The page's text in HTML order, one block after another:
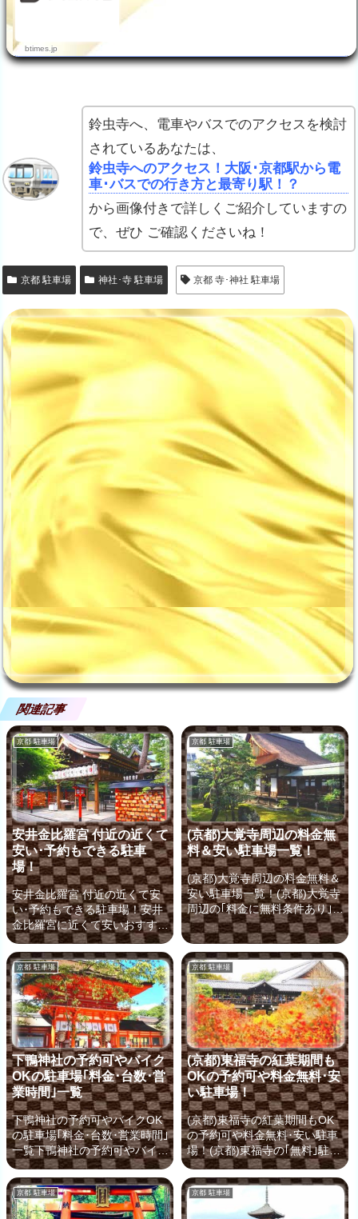
btimes.jp
鈴虫寺へ、電車やバスでのアクセスを検討
されているあなたは、
鈴虫寺へのアクセス！大阪･京都駅から電
車･バスでの行き方と最寄り駅！？
から画像付きで詳しくご紹介していますの
で、ぜひ ご確認くださいね！
京都 駐車場 神社･寺 駐車場 京都 寺･神社 駐車場
関連記事
京都 駐車場
安井金比羅宮 付近の近くて
安い･予約もできる駐車
場！
安井金比羅宮 付近の近くて安
い･予約もできる駐車場！安井
金比羅宮に近くて安いおすすめ
＆予約のできる駐車場もご紹
介！安井金比羅宮は、日本屈指
の縁切り･縁結びの神社として
知られており、印象的な絵馬が
たびたび、SNSで話題になって
いる京都でも人気の観光地で
す。そんな、安井金比羅宮が気
になっているあなたへ、ここで
は周辺の駐車場をご案内してい
きましょう！他の寺社や観光地
も、安井金比羅宮からは比較的
近くに集まっているため、車で
京都巡りをする方も多くいらっ
しゃるのではないでしょうか？
車での観光には不可欠な駐車...
京都 駐車場
(京都)大覚寺周辺の料金無
料＆安い駐車場一覧！
(京都)大覚寺周辺の料金無料＆
安い駐車場一覧！(京都)大覚寺
周辺の｢料金に無料条件あり｣や
｢最大料金設定あり｣の安い駐車
場！京都の中でも、特に自然が
楽しめる嵐山エリアにある「大
覚寺」は、嵯峨天皇の離宮を寺
に改めた 自然溢れる寺院で
す。最寄り駅の「JR嵯峨嵐山
駅」は大覚寺から１km以上先
にあるため、車での移動が便利
ですが、周辺にはどのような駐
車場があるのでしょうか？大覚
寺と併せて、他にも周辺の京都
観光を楽しむなら、ぜひ 知っ
ておきたい「駐車場情報」をこ
れよりご案内していきましょ
う！(京都)大覚寺の...
京都 駐車場
下鴨神社の予約可やバイク
OKの駐車場｢料金･台数･営
業時間｣一覧
下鴨神社の予約可やバイクOK
の駐車場｢料金･台数･営業時間｣
一覧下鴨神社の予約可やバイク
OK･料金が安いおすすめの周辺
駐車場下鴨神社は、古都京都の
文化財の一つとして世界遺産に
登録されており、神秘的な雰囲
京都 駐車場
(京都)東福寺の紅葉期間も
OKの予約可や料金無料･安
い駐車場！
(京都)東福寺の紅葉期間もOK
の予約可や料金無料･安い駐車
場！(京都)東福寺の｢無料｣駐車
場と紅葉期間も利用できる｢安
い｣周辺パーキング！京都にあ
る東福寺は日本でも有数の紅葉
の名所として有名で、シーズン
京都 駐車場 京都 駐車場